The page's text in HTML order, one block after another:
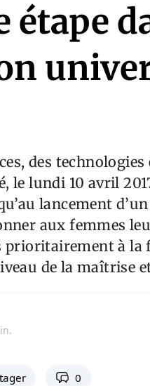
étape
des technologies
le lundi 10 avril
lancement
aux femmes
prioritairement à
de la maîtrise
0